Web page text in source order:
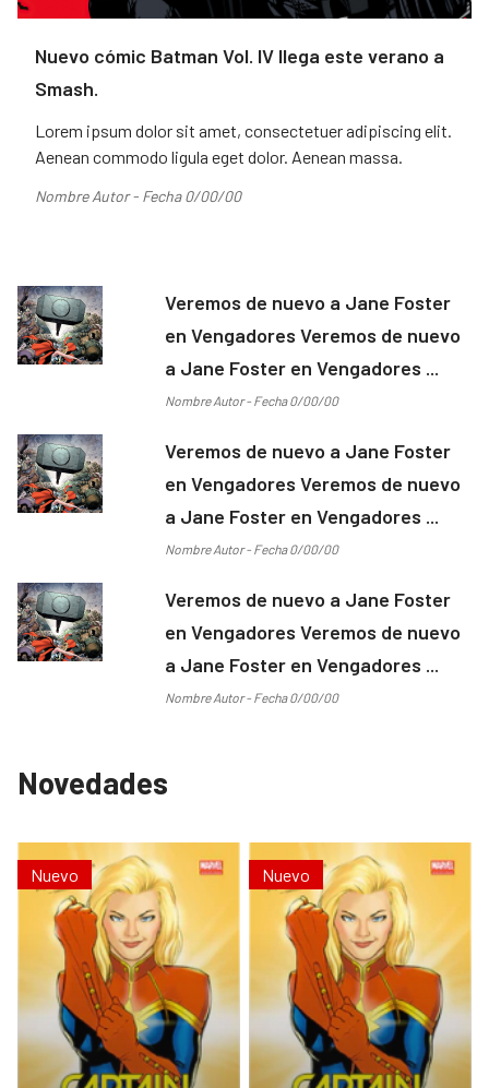
Nuevo cómic Batman Vol. IV llega este verano a
Smash.
Lorem ipsum dolor sit amet, consectetuer adipiscing elit.
Aenean commodo ligula eget dolor. Aenean massa.
Nombre Autor - Fecha 0/00/00
Veremos de nuevo a Jane Foster
en Vengadores Veremos de nuevo
a Jane Foster en Vengadores ...
Nombre Autor - Fecha 0/00/00
Veremos de nuevo a Jane Foster
en Vengadores Veremos de nuevo
a Jane Foster en Vengadores ...
Nombre Autor - Fecha 0/00/00
Veremos de nuevo a Jane Foster
en Vengadores Veremos de nuevo
a Jane Foster en Vengadores ...
Nombre Autor - Fecha 0/00/00
Novedades
Nuevo Nuevo